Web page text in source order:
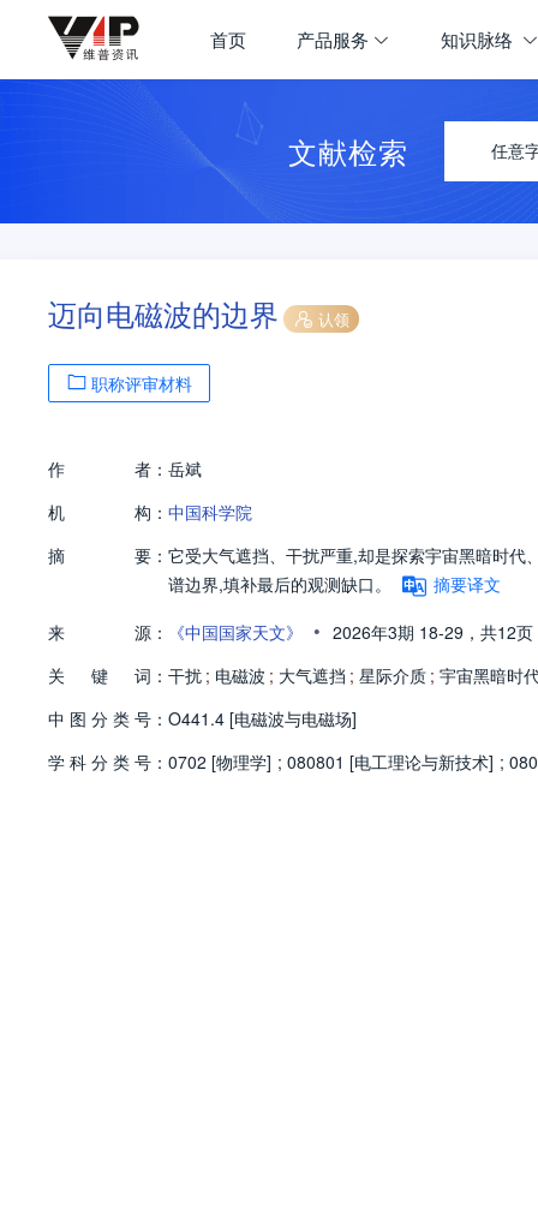
首页 产品服务 知识脉络
文献检索 任意
迈向电磁波的边界 认领
职称评审材料
作 者： 岳斌
机
构： 中国科学院
摘
要： 它受大气遮挡、干扰严重,却是探索宇宙黑暗时
谱边界,填补最后的观测缺口。
摘要译文
来
源： 《中国国家天文》 • 2026年3期 18-29， 共12页
关
键 词： 干扰 ; 电磁波 ; 大气遮挡 ; 星际介质 ; 宇宙黑暗时
中 图 分 类 号： O441.4 [电磁波与电磁场]
学 科 分 类 号： 0702 [物理学] ; 080801 [电工理论与新技术] ;